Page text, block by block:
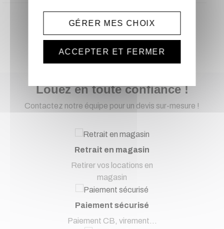
1 2 3
Louez en toute confiance !
Contactez notre équipe pour un devis sur-mesure !
Retrait en magasin
Retirer vos locations en
magasin
Paiement sécurisé
Paiement CB, virement...
GÉRER MES CHOIX
ACCEPTER ET FERMER